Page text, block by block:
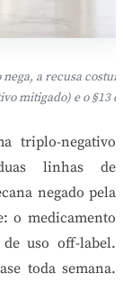
a recusa
mitigado) e o §13
triplo-negativo
linhas de
negado pela
o medicamento
uso off-label.
toda semana.